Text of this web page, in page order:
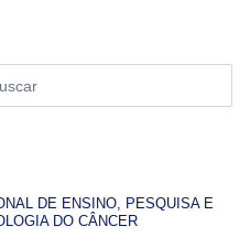
DE ENSINO, PESQUISA E
DO CÂNCER